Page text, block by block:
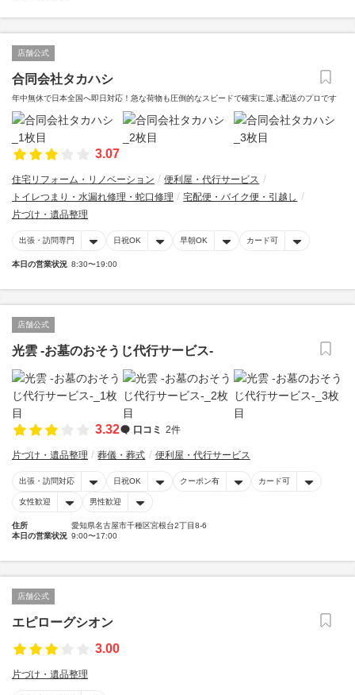
店舗公式
合同会社タカハシ
年中無休で日本全国へ即日対応！急な荷物も圧倒的なスピードで確実に運ぶ配送のプロです
3.07
住宅リフォーム・リノベーション
便利屋・代行サービス
トイレつまり・水漏れ修理・蛇口修理
宅配便・バイク便・引越し
片づけ・遺品整理
出張・訪問専門 日祝OK 早朝OK カード可
本日の営業状況 8:30〜19:00
店舗公式
光雲 -お墓のおそうじ代行サービス-
3.32 口コミ 2件
片づけ・遺品整理 葬儀・葬式 便利屋・代行サービス
出張・訪問対応 日祝OK クーポン有 カード可
女性歓迎 男性歓迎
住所
愛知県名古屋市千種区宮根台2丁目8-6
本日の営業状況 9:00〜17:00
店舗公式
エピローグシオン
3.00
片づけ・遺品整理